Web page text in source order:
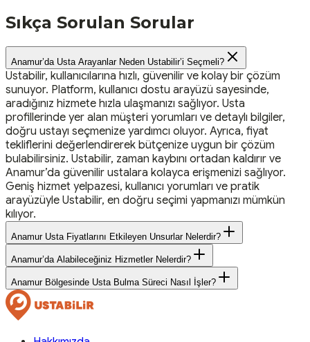
Sıkça Sorulan Sorular
Anamur’da Usta Arayanlar Neden Ustabilir’i Seçmeli?
Ustabilir, kullanıcılarına hızlı, güvenilir ve kolay bir çözüm
sunuyor. Platform, kullanıcı dostu arayüzü sayesinde,
aradığınız hizmete hızla ulaşmanızı sağlıyor. Usta
profillerinde yer alan müşteri yorumları ve detaylı bilgiler,
doğru ustayı seçmenize yardımcı oluyor. Ayrıca, fiyat
tekliflerini değerlendirerek bütçenize uygun bir çözüm
bulabilirsiniz. Ustabilir, zaman kaybını ortadan kaldırır ve
Anamur’da güvenilir ustalara kolayca erişmenizi sağlıyor.
Geniş hizmet yelpazesi, kullanıcı yorumları ve pratik
arayüzüyle Ustabilir, en doğru seçimi yapmanızı mümkün
kılıyor.
Anamur Usta Fiyatlarını Etkileyen Unsurlar Nelerdir?
Anamur’da Alabileceğiniz Hizmetler Nelerdir?
Anamur Bölgesinde Usta Bulma Süreci Nasıl İşler?